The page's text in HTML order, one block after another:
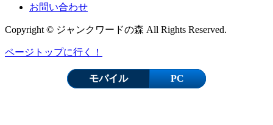
お問い合わせ
Copyright © ジャンクワードの森 All Rights Reserved.
ページトップに行く！
モバイル PC